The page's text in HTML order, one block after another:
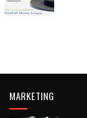
MARKETING